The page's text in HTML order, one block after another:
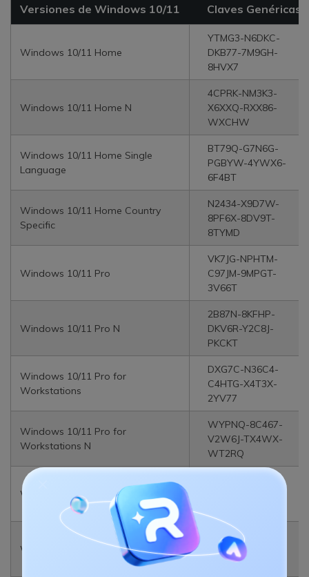
Versiones de Windows 10/11 Claves Genéricas
Windows 10/11 Home
YTMG3-N6DKC-
DKB77-7M9GH-
8HVX7
Windows 10/11 Home N
4CPRK-NM3K3-
X6XXQ-RXX86-
WXCHW
Windows 10/11 Home Single
Language
BT79Q-G7N6G-
PGBYW-4YWX6-
6F4BT
Windows 10/11 Home Country
Specific
N2434-X9D7W-
8PF6X-8DV9T-
8TYMD
Windows 10/11 Pro
VK7JG-NPHTM-
C97JM-9MPGT-
3V66T
Windows 10/11 Pro N
2B87N-8KFHP-
DKV6R-Y2C8J-
PKCKT
Windows 10/11 Pro for
Workstations
DXG7C-N36C4-
C4HTG-X4T3X-
2YV77
Windows 10/11 Pro for
Workstations N
WYPNQ-8C467-
V2W6J-TX4WX-
WT2RQ
Windows 10/11 Pro Education
8PTT6-RNW4C-
Windows 10/11 Pro Education N
GJTYN-HDMQY-
FRR76-HVGC7-
QPF8P